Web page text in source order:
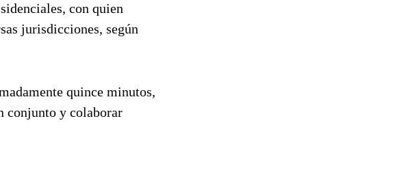
con quien
jurisdicciones, según
quince minutos,
conjunto y colaborar